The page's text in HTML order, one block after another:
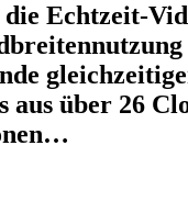
Echtzeit-
aus über 26